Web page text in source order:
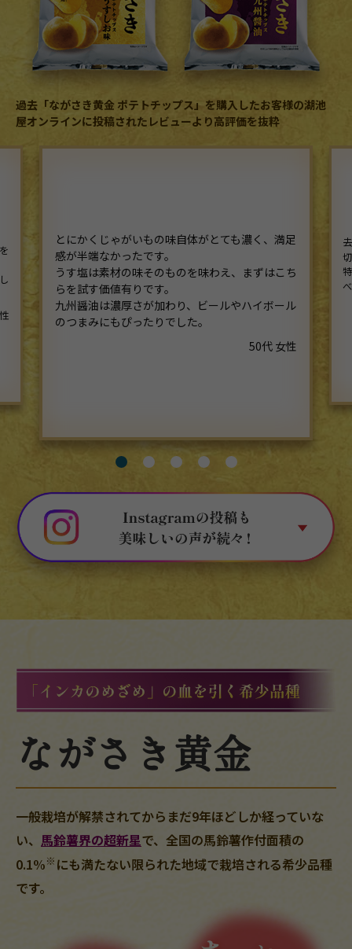
過去「ながさき黄金 ポテトチップス」を購入したお客様の湖池
屋オンラインに投稿されたレビューより高評価を抜粋
とにかくじゃがいもの味自体がとても濃く、満足
感が半端なかったです。
うす塩は素材の味そのものを味わえ、まずはこち
らを試す価値有りです。
九州醤油は濃厚さが加わり、ビールやハイボール
のつまみにもぴったりでした。
50代 女性
ながさき黄金
一般栽培が解禁されてからまだ9年ほどしか経っていな
い、 馬鈴薯界の超新星で、全国の馬鈴薯作付面積の
0.1%※ にも満たない限られた地域で栽培される希少品種
です。